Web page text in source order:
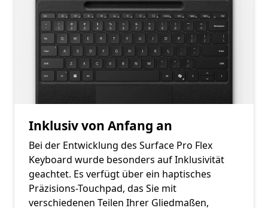
Inklusiv von Anfang an
Bei der Entwicklung des Surface Pro Flex
Keyboard wurde besonders auf Inklusivität
geachtet. Es verfügt über ein haptisches
Präzisions-Touchpad, das Sie mit
verschiedenen Teilen Ihrer Gliedmaßen,